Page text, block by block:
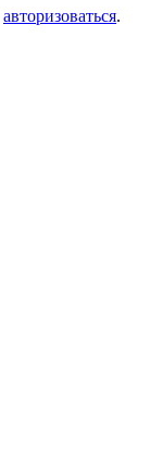
авторизоваться.